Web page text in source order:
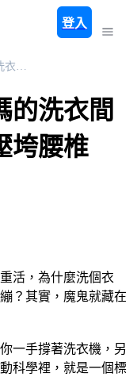
登入
居家單臂划船：媽媽的洗衣間戰役，別讓洗衣精壓垮腰椎
的洗衣間
垮腰椎
活，為什麼洗個衣
？其實，魔鬼就藏在
一手撐著洗衣機，另
科學裡，就是一個標